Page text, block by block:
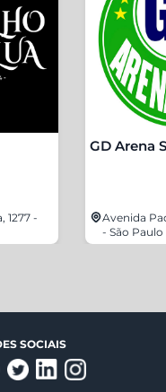
1277 -
GD Arena
Avenida
- São Paulo
SOCIAIS